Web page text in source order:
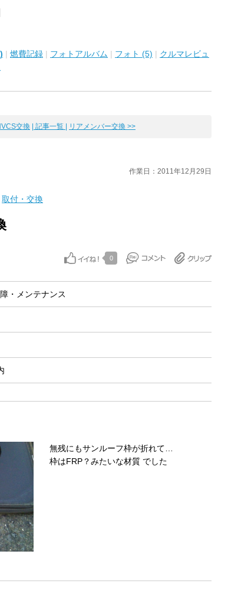
| 燃費記録 | フォトアルバム | フォト (5) | クルマレビュ
交換 | 記事一覧 | リアメンバー交換 >>
作業日：2011年12月29日
取付・交換
0
・メンテナンス
無残にもサンルーフ枠が折れて…
枠はFRP？みたいな材質 でした